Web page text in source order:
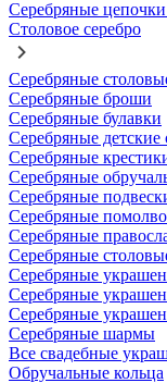
Серебряные
Столовое серебро
Серебряные
Серебряные броши
Серебряные булавки
Серебряные детские
Серебряные
Серебряные
Серебряные
Серебряные
Серебряные
Серебряные
Серебряные
Серебряные
Серебряные
Серебряные шармы
Все свадебные
Обручальные кольца